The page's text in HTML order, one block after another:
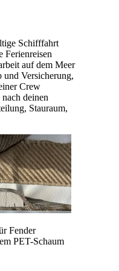
Schifffahrt
Ferienreisen
auf dem Meer
Versicherung,
Crew
deinen
Stauraum,
Fender
PET-Schaum